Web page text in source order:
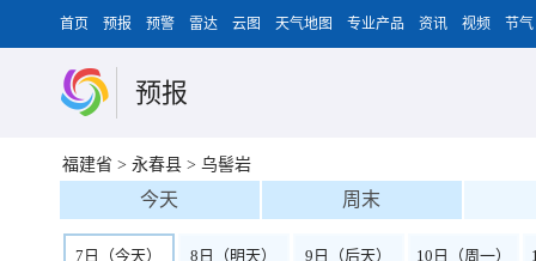
首页 预报 预警 雷达 云图 天气地图 专业产品 资讯 视频 节气
预报
福建省 > 永春县 > 乌髻岩
今天 周末
7日（今天） 8日（明天） 9日（后天） 10日（周一）